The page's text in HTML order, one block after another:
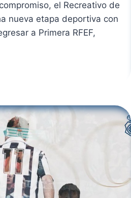
el Recreativo de
nueva etapa deportiva con
a Primera RFEF,